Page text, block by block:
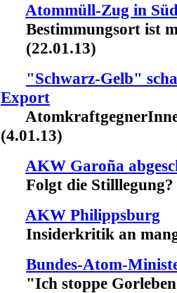
Atommüll-Zug in
Bestimmungsort ist
(22.01.13)
"Schwarz-Gelb"
Export
(4.01.13)
AKW Garoña
Folgt die Stilllegung?
AKW Philippsburg
Insiderkritik an
Bundes-Atom-
"Ich stoppe